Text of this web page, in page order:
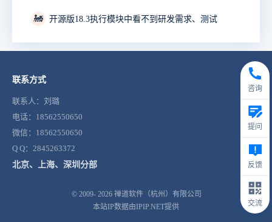
🚂 开源版18.3执行模块中看不到研发需求、测试
联系方式
联系人：刘璐
电话：18562550650
微信：18562550650
Q Q：2845263372
北京、上海、深圳分部
© 2009- 2026 禅道软件（杭州）有限公司
本站IP数据由IPIP.NET提供
咨询
提问
反馈
交流